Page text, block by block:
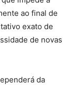
ao final de
exato de
de novas
da